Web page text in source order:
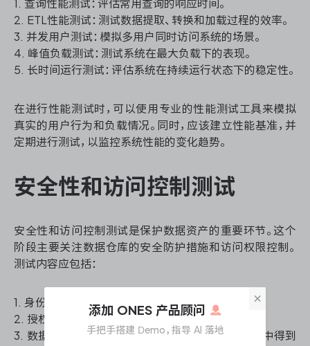
1. 查询性能测试：评估常用查询的响应时间。
2. ETL性能测试：测试数据提取、转换和加载过程的效率。
3. 并发用户测试：模拟多用户同时访问系统的场景。
4. 峰值负载测试：测试系统在最大负载下的表现。
5. 长时间运行测试：评估系统在持续运行状态下的稳定性。
在进行性能测试时，可以使用专业的性能测试工具来模拟
真实的用户行为和负载情况。同时，应该建立性能基准，并
定期进行测试，以监控系统性能的变化趋势。
安全性和访问控制测试
安全性和访问控制测试是保护数据资产的重要环节。这个
阶段主要关注数据仓库的安全防护措施和访问权限控制。
测试内容应包括：
1. 身份认证测试：验证用户身份验证机制的有效性。
2. 授权测试：检查用户权限设置是否正确。
3. 数据加密测试：确保敏感数据在传输和存储过程中得到
×
添加 ONES 产品顾问
手把手搭建 Demo，指导 AI 落地